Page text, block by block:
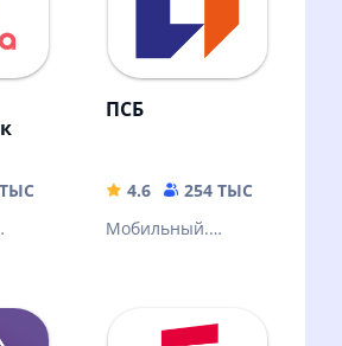
231.62 MB
ПСБ
4.6 254 ТЫС
Мобильный.